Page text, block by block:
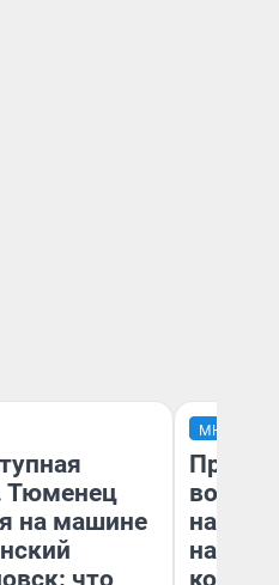
Тюменец
на машине
что
МНЕНИЕ
нам